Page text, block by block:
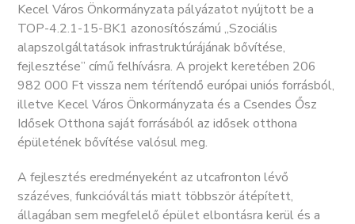
Kecel Város Önkormányzata pályázatot nyújtott be a
TOP-4.2.1-15-BK1 azonosítószámú „Szociális
alapszolgáltatások infrastruktúrájának bővítése,
fejlesztése” című felhívásra. A projekt keretében 206
982 000 Ft vissza nem térítendő európai uniós forrásból,
illetve Kecel Város Önkormányzata és a Csendes Ősz
Idősek Otthona saját forrásából az idősek otthona
épületének bővítése valósul meg.
A fejlesztés eredményeként az utcafronton lévő
százéves, funkcióváltás miatt többször átépített,
állagában sem megfelelő épület elbontásra kerül és a